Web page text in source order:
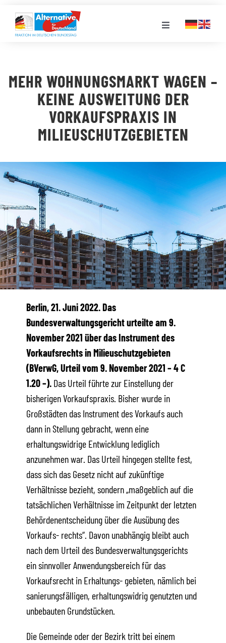
Inhalt
springen
Toggle
LANDESGRUPPEN
VERANSTALTUNGEN
STELLENPORTAL
MEDIATHEK
MEHR WOHNUNGSMARKT WAGEN –
KEINE AUSWEITUNG DER
VORKAUFSPRAXIS IN
MILIEUSCHUTZGEBIETEN
Berlin, 21. Juni 2022. Das
Bundesverwaltungsgericht urteilte am 9.
November 2021 über das Instrument des
Vorkaufsrechts in Milieuschutzgebieten
(BVerwG, Urteil vom 9. November 2021 – 4 C
1.20 –). Das Urteil führte zur Einstellung der
bisherigen Vorkaufspraxis. Bisher wurde in
Großstädten das Instrument des Vorkaufs auch
dann in Stellung gebracht, wenn eine
erhaltungswidrige Entwicklung lediglich
anzunehmen war. Das Urteil hingegen stellte fest,
dass sich das Gesetz nicht auf zukünftige
Verhältnisse bezieht, sondern „maßgeblich auf die
tatsächlichen Verhältnisse im Zeitpunkt der letzten
Behördenentscheidung über die Ausübung des
Vorkaufs- rechts“. Davon unabhängig bleibt auch
nach dem Urteil des Bundesverwaltungsgerichts
ein sinnvoller Anwendungsbereich für das
Vorkaufsrecht in Erhaltungs- gebieten, nämlich bei
sanierungsfälligen, erhaltungswidrig genutzten und
unbebauten Grundstücken.
Die Gemeinde oder der Bezirk tritt bei einem